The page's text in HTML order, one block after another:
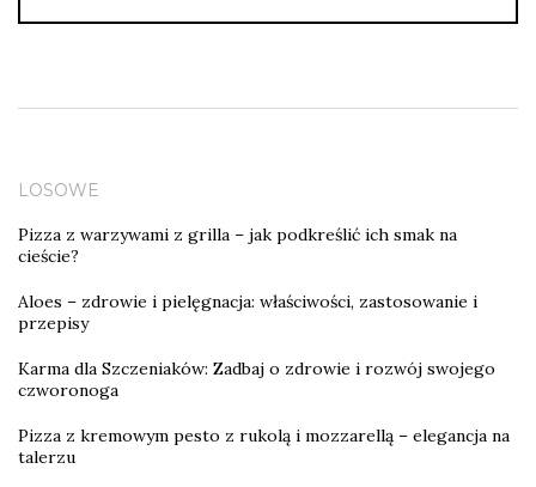
LOSOWE
Pizza z warzywami z grilla – jak podkreślić ich smak na
cieście?
Aloes – zdrowie i pielęgnacja: właściwości, zastosowanie i
przepisy
Karma dla Szczeniaków: Zadbaj o zdrowie i rozwój swojego
czworonoga
Pizza z kremowym pesto z rukolą i mozzarellą – elegancja na
talerzu